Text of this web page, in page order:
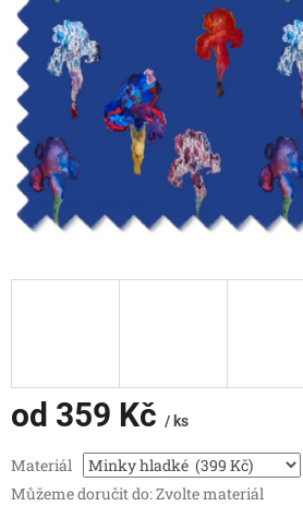
od 359 Kč / ks
cena:
Materiál
Můžeme doručit do:Zvolte materiál